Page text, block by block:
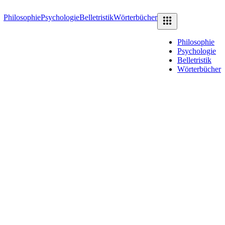
PhilosophiePsychologieBelletristikWörterbücher
Philosophie
Psychologie
Belletristik
Wörterbücher